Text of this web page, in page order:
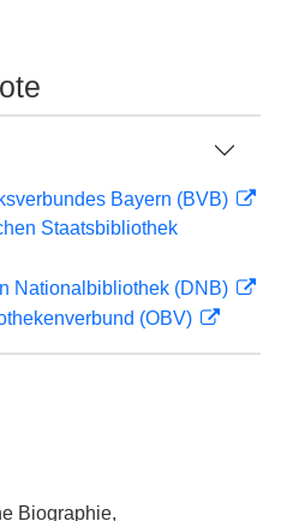
Bayern (BVB)
Staatsbibliothek
Nationalbibliothek (DNB)
(OBV)
Biographie,